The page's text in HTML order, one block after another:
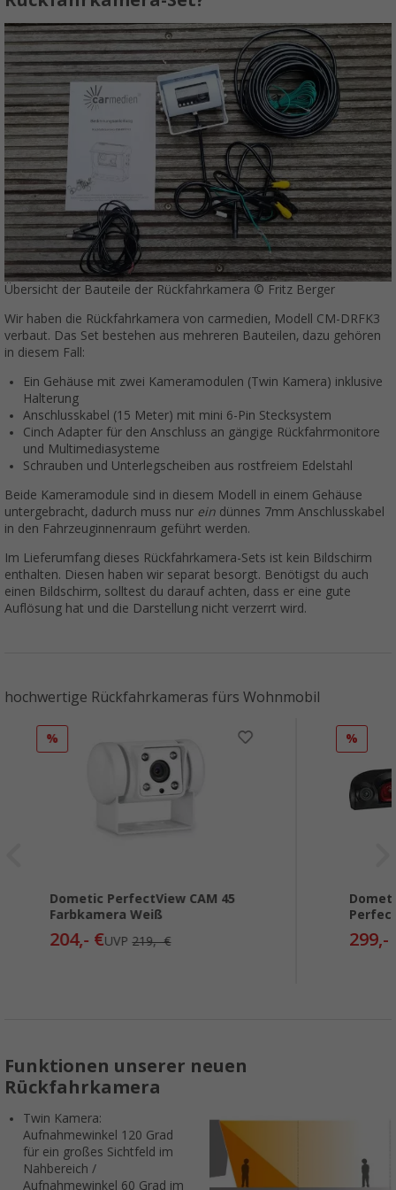
Übersicht der Bauteile der Rückfahrkamera © Fritz Berger
Wir haben die Rückfahrkamera von carmedien, Modell CM-DRFK3
verbaut. Das Set bestehen aus mehreren Bauteilen, dazu gehören
in diesem Fall:
Ein Gehäuse mit zwei Kameramodulen (Twin Kamera) inklusive
Halterung
Anschlusskabel (15 Meter) mit mini 6-Pin Stecksystem
Cinch Adapter für den Anschluss an gängige Rückfahrmonitore
und Multimediasysteme
Schrauben und Unterlegscheiben aus rostfreiem Edelstahl
Beide Kameramodule sind in diesem Modell in einem Gehäuse
untergebracht, dadurch muss nur ein dünnes 7mm Anschlusskabel
in den Fahrzeuginnenraum geführt werden.
Im Lieferumfang dieses Rückfahrkamera-Sets ist kein Bildschirm
enthalten. Diesen haben wir separat besorgt. Benötigst du auch
einen Bildschirm, solltest du darauf achten, dass er eine gute
Auflösung hat und die Darstellung nicht verzerrt wird.
hochwertige Rückfahrkameras fürs Wohnmobil
%
Dometic PerfectView CAM 45
Farbkamera Weiß
204,- €UVP219,- €
%
299,-
Funktionen unserer neuen
Rückfahrkamera
Twin Kamera:
Aufnahmewinkel 120 Grad
für ein großes Sichtfeld im
Nahbereich /
Aufnahmewinkel 60 Grad im